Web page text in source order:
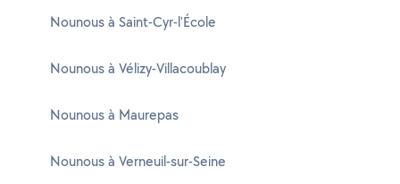
Nounous à Saint-Cyr-l'École
Nounous à Vélizy-Villacoublay
Nounous à Maurepas
Nounous à Verneuil-sur-Seine